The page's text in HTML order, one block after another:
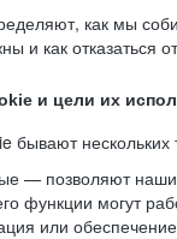
как мы
и как отказаться
и цели их
бывают нескольких
— позволяют
функции могут
или